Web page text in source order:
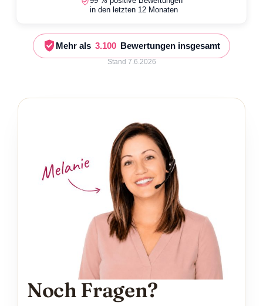
in den letzten 12 Monaten
Mehr als 3.100 Bewertungen insgesamt
Stand 7.6.2026
Noch Fragen?